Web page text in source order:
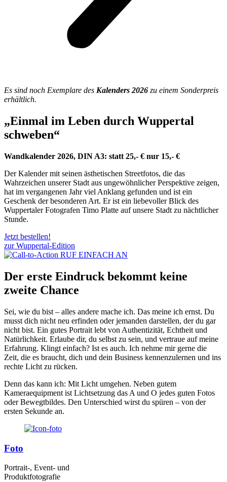
Es sind noch Exemplare des Kalenders 2026 zu einem Sonderpreis
erhältlich.
„Einmal im Leben durch Wuppertal
schweben“
Wandkalender 2026, DIN A3: statt 25,- € nur 15,- €
Der Kalender mit seinen ästhetischen Streetfotos, die das
Wahrzeichen unserer Stadt aus ungewöhnlicher Perspektive zeigen,
hat im vergangenen Jahr viel Anklang gefunden und ist ein
Geschenk der besonderen Art. Er ist ein liebevoller Blick des
Wuppertaler Fotografen Timo Platte auf unsere Stadt zu nächtlicher
Stunde.
Jetzt bestellen!
zur Wuppertal-Edition
Der erste Eindruck bekommt keine
zweite Chance
Sei, wie du bist – alles andere mache ich. Das meine ich ernst. Du
musst dich nicht neu erfinden oder jemanden darstellen, der du gar
nicht bist. Ein gutes Portrait lebt von Authentizität, Echtheit und
Natürlichkeit. Erlaube dir, du selbst zu sein, und vertraue auf meine
Erfahrung. Klingt einfach? Ist es auch. Ich nehme mir gerne die
Zeit, die es braucht, dich und dein Business kennenzulernen und ins
rechte Licht zu rücken.
Denn das kann ich: Mit Licht umgehen. Neben gutem
Kameraequipment ist Lichtsetzung das A und O jedes guten Fotos
oder Bewegtbildes. Den Unterschied wirst du spüren – von der
ersten Sekunde an.
Foto
Portrait-, Event- und
Produktfotografie